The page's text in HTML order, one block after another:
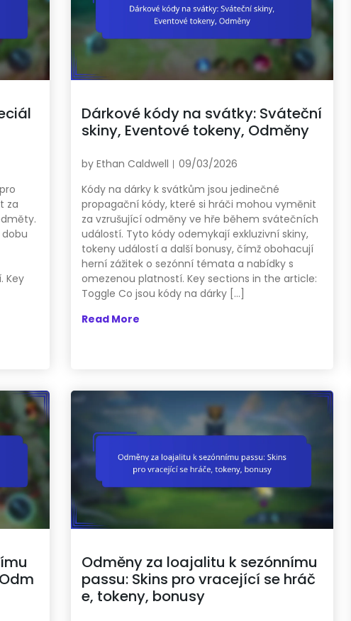
za
Key
Dárkové kódy na svátky: Sváteční
skiny, Eventové tokeny, Odměny
by Ethan Caldwell
09/03/2026
Kódy na dárky k svátkům jsou jedinečné
propagační kódy, které si hráči mohou vyměnit
za vzrušující odměny ve hře během svátečních
událostí. Tyto kódy odemykají exkluzivní skiny,
tokeny událostí a další bonusy, čímž obohacují
herní zážitek o sezónní témata a nabídky s
omezenou platností. Key sections in the article:
Toggle Co jsou kódy na dárky […]
Read More
Odměny za loajalitu k sezónnímu
passu: Skins pro vracející se hráč
e, tokeny, bonusy